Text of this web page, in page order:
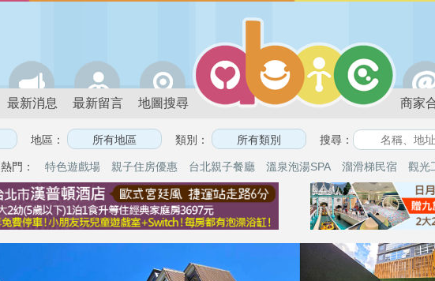
最新消息 最新留言 地圖搜尋 商家
地區： 類別： 搜尋：
熱門： 特色遊戲場 親子住房優惠 台北親子餐廳 溫泉泡湯SPA 溜滑梯民宿 觀光